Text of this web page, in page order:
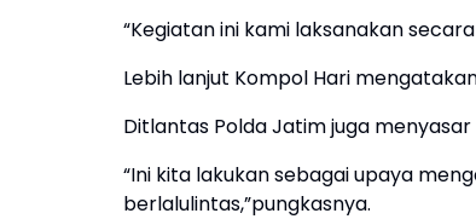
“Kegiatan ini kami laksanakan
Lebih lanjut Kompol Hari
Ditlantas Polda Jatim juga menyasar
“Ini kita lakukan sebagai upaya
berlalulintas,”pungkasnya.